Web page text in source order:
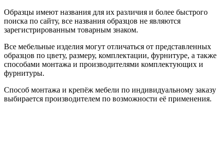
Образцы имеют названия для их различия и более быстрого
поиска по сайту, все названия образцов не являются
зарегистрированным товарным знаком.
Все мебельные изделия могут отличаться от представленных
образцов по цвету, размеру, комплектации, фурнитуре, а также
способами монтажа и производителями комплектующих и
фурнитуры.
Способ монтажа и крепёж мебели по индивидуальному заказу
выбирается производителем по возможности её применения.